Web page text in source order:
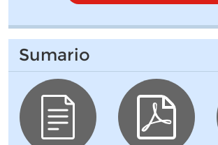
Sumario